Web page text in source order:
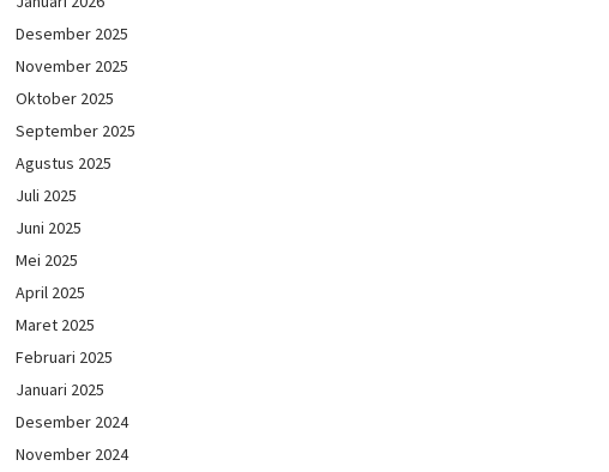
Desember 2025
November 2025
Oktober 2025
September 2025
Agustus 2025
Juli 2025
Juni 2025
Mei 2025
April 2025
Maret 2025
Februari 2025
Januari 2025
Desember 2024
November 2024